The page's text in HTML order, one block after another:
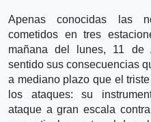
Apenas conocidas las
cometidos en tres
mañana del lunes, 11 de
sentido sus consecuencias
a mediano plazo que el
los ataques: su
ataque a gran escala